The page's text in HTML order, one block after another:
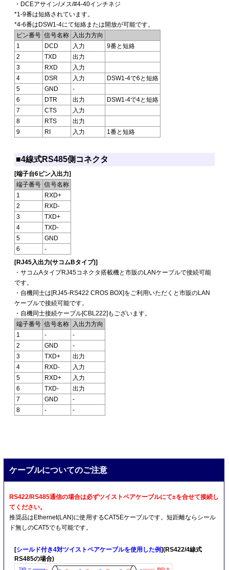
・DCEアサイン/メス/#4-40インチネジ
*1-9番は短絡されています。
*4-6番はDSW1-4にて短絡または開放が可能です。
ピン番号 信号名称
入出力方向
1
DCD 入力
9番と短絡
2
TXD
出力
3
RXD
入力
4
DSR 入力
DSW1-4で6と短絡
5
GND
-
6
DTR 出力
DSW1-4で4と短絡
7
CTS
入力
8
RTS
出力
9
RI 入力 1番と短絡
■4線式RS485側コネクタ
[端子台6ピン入出力]
端子番号 信号名称
1
RXD+
2
RXD-
3
TXD+
4
TXD-
5
GND
6
-
[RJ45入出力(サコムBタイプ)]
・サコムAタイプRJ45コネクタ搭載機と市販のLANケーブルで接続可能
です。
・自機同士は[RJ45-RS422 CROS BOX]をご利用いただくと市販のLAN
ケーブルで接続可能です。
・自機同士接続ケーブル[CBL222]もございます。
端子番号 信号名称
入出力方向
1
-
-
2
GND
-
3
TXD+
出力
4
RXD-
入力
5
RXD+
入力
6
TXD-
出力
7
GND
-
8
- -
ケーブルについてのご注意
RS422/RS485通信の場合は必ずツイストペアケーブルにて±を合せて接続し
てください。
推奨品はEthernet(LAN)に使用するCAT5Eケーブルです。短距離ならシール
ド無しのCAT5でも可能です。
[シールド付き4対ツイストペアケーブルを使用した例](RS422/4線式
RS485の場合)